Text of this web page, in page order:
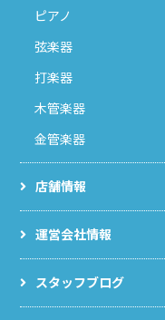
ピアノ
弦楽器
打楽器
木管楽器
金管楽器
店舗情報
運営会社情報
スタッフブログ